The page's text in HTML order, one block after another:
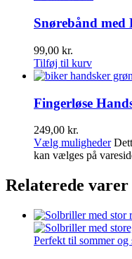
Snørebånd med
99,00 kr.
Tilføj til kurv
Fingerløse
249,00 kr.
Vælg muligheder
kan vælges på
Relaterede varer